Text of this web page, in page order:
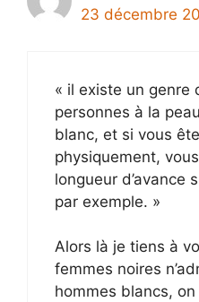
23 décembre
« il existe un genre
personnes à la
blanc, et si vous
physiquement,
longueur d’avance
par exemple. »
Alors là je tiens à
femmes noires
hommes blancs,